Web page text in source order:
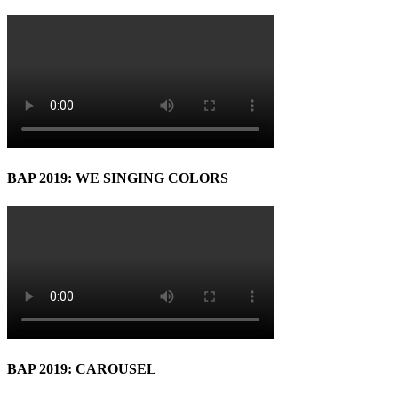
BAP 2019: WE SINGING COLORS
BAP 2019: CAROUSEL